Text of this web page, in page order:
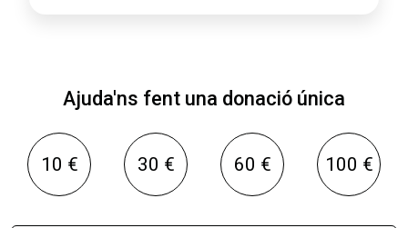
Ajuda'ns fent una donació única
10 € 30 € 60 € 100 €